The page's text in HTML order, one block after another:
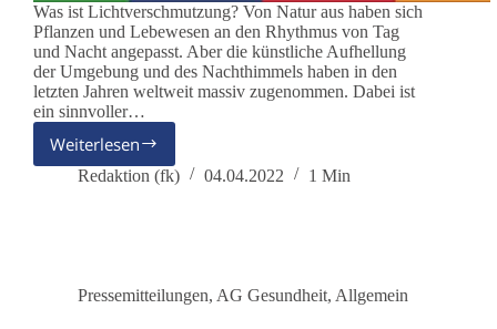
Was ist Lichtverschmutzung? Von Natur aus haben sich
Pflanzen und Lebewesen an den Rhythmus von Tag
und Nacht angepasst. Aber die künstliche Aufhellung
der Umgebung und des Nachthimmels haben in den
letzten Jahren weltweit massiv zugenommen. Dabei ist
ein sinnvoller…
Weiterlesen
AG
Tierschutz:
Redaktion (fk) 04.04.2022 1 Min
Pressemitteilungen, AG Gesundheit, Allgemein